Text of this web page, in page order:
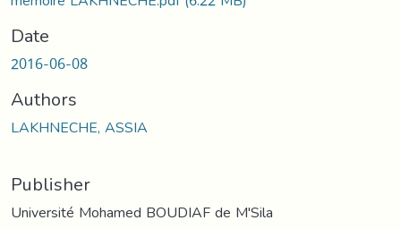
Date
2016-06-08
Authors
LAKHNECHE, ASSIA
Publisher
Université Mohamed BOUDIAF de M'Sila